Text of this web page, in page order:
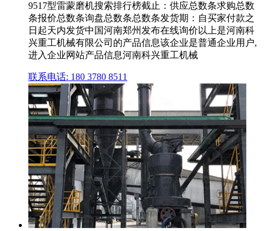
9517型雷蒙磨机搜索排行榜截止：供应总数条求购总数
条报价总数条询盘总数条总数条发货期：自买家付款之
日起天内发货中国河南郑州发布在线询价以上是河南科
兴重工机械有限公司的产品信息该企业是普通企业用户,
进入企业网站产品信息河南科兴重工机械
联系电话: 180 3780 8511